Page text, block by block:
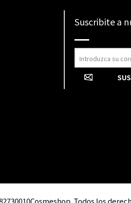
Suscribite a
Todos los